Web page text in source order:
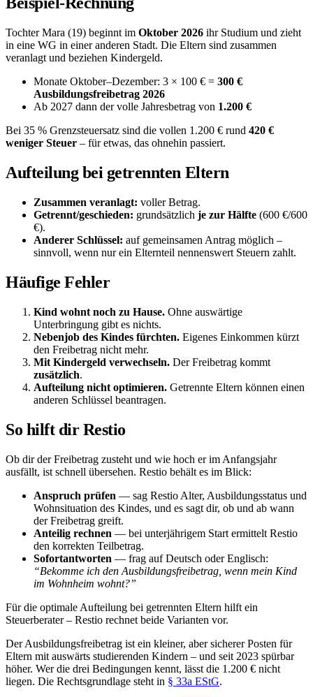
Tochter Mara (19) beginnt im Oktober 2026 ihr Studium und zieht
in eine WG in einer anderen Stadt. Die Eltern sind zusammen
veranlagt und beziehen Kindergeld.
Monate Oktober–Dezember: 3 × 100 € = 300 €
Ausbildungsfreibetrag 2026
Ab 2027 dann der volle Jahresbetrag von 1.200 €
Bei 35 % Grenzsteuersatz sind die vollen 1.200 € rund 420 €
weniger Steuer – für etwas, das ohnehin passiert.
Aufteilung bei getrennten Eltern
Zusammen veranlagt: voller Betrag.
Getrennt/geschieden: grundsätzlich je zur Hälfte (600 €/600
€).
Anderer Schlüssel: auf gemeinsamen Antrag möglich –
sinnvoll, wenn nur ein Elternteil nennenswert Steuern zahlt.
Häufige Fehler
Kind wohnt noch zu Hause. Ohne auswärtige
Unterbringung gibt es nichts.
Nebenjob des Kindes fürchten. Eigenes Einkommen kürzt
den Freibetrag nicht mehr.
Mit Kindergeld verwechseln. Der Freibetrag kommt
zusätzlich.
Aufteilung nicht optimieren. Getrennte Eltern können einen
anderen Schlüssel beantragen.
So hilft dir Restio
Ob dir der Freibetrag zusteht und wie hoch er im Anfangsjahr
ausfällt, ist schnell übersehen. Restio behält es im Blick:
Anspruch prüfen — sag Restio Alter, Ausbildungsstatus und
Wohnsituation des Kindes, und es sagt dir, ob und ab wann
der Freibetrag greift.
Anteilig rechnen — bei unterjährigem Start ermittelt Restio
den korrekten Teilbetrag.
Sofortantworten — frag auf Deutsch oder Englisch:
“Bekomme ich den Ausbildungsfreibetrag, wenn mein Kind
im Wohnheim wohnt?”
Für die optimale Aufteilung bei getrennten Eltern hilft ein
Steuerberater – Restio rechnet beide Varianten vor.
Der Ausbildungsfreibetrag ist ein kleiner, aber sicherer Posten für
Eltern mit auswärts studierenden Kindern – und seit 2023 spürbar
höher. Wer die drei Bedingungen kennt, lässt die 1.200 € nicht
liegen. Die Rechtsgrundlage steht in § 33a EStG.